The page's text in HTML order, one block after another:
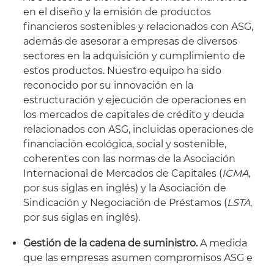
en el diseño y la emisión de productos
financieros sostenibles y relacionados con ASG,
además de asesorar a empresas de diversos
sectores en la adquisición y cumplimiento de
estos productos. Nuestro equipo ha sido
reconocido por su innovación en la
estructuración y ejecución de operaciones en
los mercados de capitales de crédito y deuda
relacionados con ASG, incluidas operaciones de
financiación ecológica, social y sostenible,
coherentes con las normas de la Asociación
Internacional de Mercados de Capitales (ICMA,
por sus siglas en inglés) y la Asociación de
Sindicación y Negociación de Préstamos (LSTA,
por sus siglas en inglés).
Gestión de la cadena de suministro.A medida
que las empresas asumen compromisos ASG e